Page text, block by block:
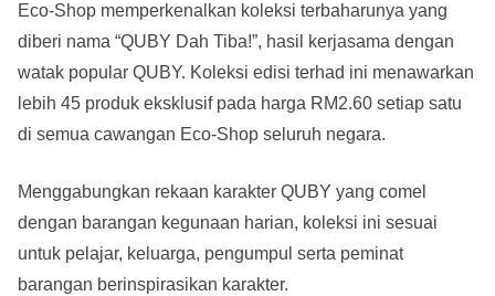
Eco-Shop memperkenalkan koleksi terbaharunya yang
diberi nama “QUBY Dah Tiba!”, hasil kerjasama dengan
watak popular QUBY. Koleksi edisi terhad ini menawarkan
lebih 45 produk eksklusif pada harga RM2.60 setiap satu
di semua cawangan Eco-Shop seluruh negara.
Menggabungkan rekaan karakter QUBY yang comel
dengan barangan kegunaan harian, koleksi ini sesuai
untuk pelajar, keluarga, pengumpul serta peminat
barangan berinspirasikan karakter.